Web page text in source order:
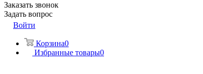
Заказать звонок
Задать вопрос
Войти
Корзина0
Избранные товары0